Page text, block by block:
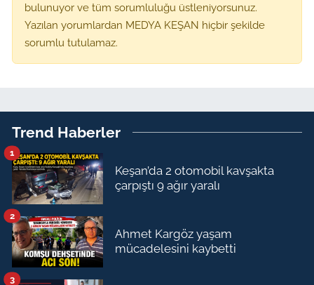
bulunuyor ve tüm sorumluluğu üstleniyorsunuz.
Yazılan yorumlardan MEDYA KEŞAN hiçbir şekilde
sorumlu tutulamaz.
Trend Haberler
Keşan’da 2 otomobil kavşakta
çarpıştı 9 ağır yaralı
1
Ahmet Kargöz yaşam
mücadelesini kaybetti
2
3